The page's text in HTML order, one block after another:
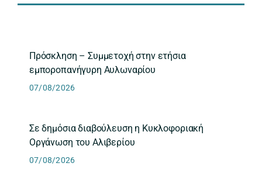
Πρόσκληση – Συμμετοχή στην ετήσια
εμποροπανήγυρη Αυλωναρίου
07/08/2026
Σε δημόσια διαβούλευση η Κυκλοφοριακή
Οργάνωση του Αλιβερίου
07/08/2026